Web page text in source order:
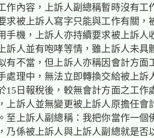
作內容，上訴人副總稱暫時沒有工
訴人寫字只能與工作有關，
手機，上訴人亦持續要求被上訴人
訴人並有咆哮等情，雖上訴人未具
有不當，但上訴人亦稱因會計方面
處理中，無法立即轉換交給被上訴
15日報稅後，較無會計方面之工作
上訴人並無變更被上訴人原擔任會
至上訴人副總稱：我把你當作一個
乃係被上訴人與上訴人副總就是否